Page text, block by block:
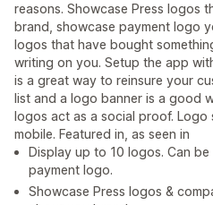
reasons. Showcase Press logos
brand, showcase payment logo
logos that have bought
writing on you. Setup the app
is a great way to reinsure your
list and a logo banner is a good
logos act as a social proof. Logo
mobile. Featured in, as seen in
Display up to 10 logos. Can
payment logo.
Showcase Press logos &